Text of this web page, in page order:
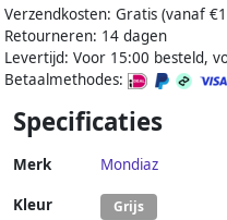
Verzendkosten: Gratis (vanaf
Retourneren: 14 dagen
Levertijd: Voor 15:00 besteld,
Betaalmethodes:
Specificaties
Merk Mondiaz
Kleur Grijs